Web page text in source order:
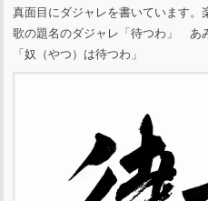
真面目にダジャレを書いています。
歌の題名のダジャレ「待つわ」 あ
「奴（やつ）は待つわ」